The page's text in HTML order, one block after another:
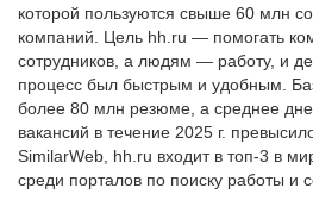
которой пользуются свыше 60 млн
компаний. Цель hh.ru — помогать
сотрудников, а людям — работу, и
процесс был быстрым и удобным.
более 80 млн резюме, а среднее
вакансий в течение 2025 г.
SimilarWeb, hh.ru входит в топ-3 в
среди порталов по поиску работы и